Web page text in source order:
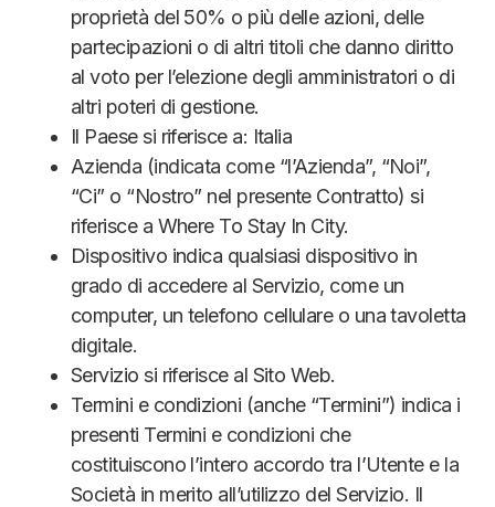
proprietà del 50% o più delle azioni, delle
partecipazioni o di altri titoli che danno diritto
al voto per l’elezione degli amministratori o di
altri poteri di gestione.
Il Paese si riferisce a: Italia
Azienda (indicata come “l’Azienda”, “Noi”,
“Ci” o “Nostro” nel presente Contratto) si
riferisce a Where To Stay In City.
Dispositivo indica qualsiasi dispositivo in
grado di accedere al Servizio, come un
computer, un telefono cellulare o una tavoletta
digitale.
Servizio si riferisce al Sito Web.
Termini e condizioni (anche “Termini”) indica i
presenti Termini e condizioni che
costituiscono l’intero accordo tra l’Utente e la
Società in merito all’utilizzo del Servizio. Il